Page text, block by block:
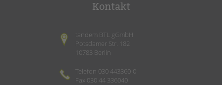
Kontakt
tandem BTL gGmbH
Potsdamer Str. 182
10783 Berlin
Telefon 030 443360-0
Fax 030 44 336040